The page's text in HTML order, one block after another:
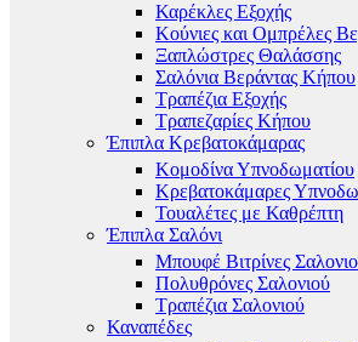
Καρέκλες Εξοχής
Κούνιες και Ομπρέλες
Ξαπλώστρες Θαλάσσης
Σαλόνια Βεράντας Κήπου
Τραπέζια Εξοχής
Τραπεζαρίες Κήπου
Έπιπλα Κρεβατοκάμαρας
Κομοδίνα Υπνοδωματίου
Κρεβατοκάμαρες
Τουαλέτες με Καθρέπτη
Έπιπλα Σαλόνι
Μπουφέ Βιτρίνες
Πολυθρόνες Σαλονιού
Τραπέζια Σαλονιού
Καναπέδες